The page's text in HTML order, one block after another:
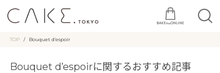
TOP Bouquet d’espoir
Bouquet d’espoirに関するおすすめ記事